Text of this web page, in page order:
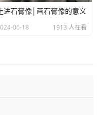
用整体的眼光对它进
分组刻画，在处理石膏
实关系，切忌把头发画
进石膏像│画石膏像的意义
06-18 1913 人在看